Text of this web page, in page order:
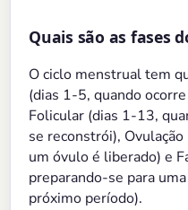
Quais são as fases
O ciclo menstrual tem
(dias 1-5, quando
Folicular (dias 1-13,
se reconstrói),
um óvulo é liberado) e
preparando-se para
próximo período).